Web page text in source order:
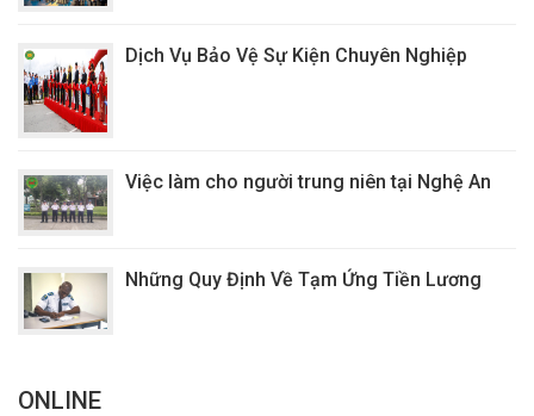
Dịch Vụ Bảo Vệ Sự Kiện Chuyên Nghiệp
Việc làm cho người trung niên tại Nghệ An
Những Quy Định Về Tạm Ứng Tiền Lương
ONLINE